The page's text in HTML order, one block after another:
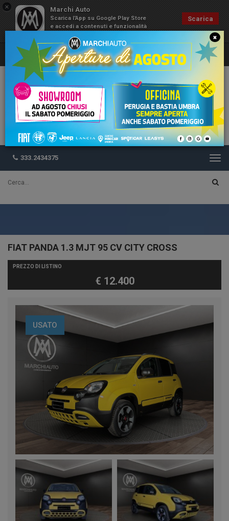
× Marchi Auto
Scarica l'App su Google Play Store
e accedi a contenuti e funzionalità
Scarica
333.2434375
FIAT PANDA 1.3 MJT 95 CV CITY CROSS
PREZZO DI LISTINO
€ 12.400
USATO
×